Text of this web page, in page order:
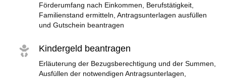
Förderumfang nach Einkommen, Berufstätigkeit,
Familienstand ermitteln, Antragsunterlagen ausfüllen
und Gutschein beantragen
Kindergeld beantragen
Erläuterung der Bezugsberechtigung und der Summen,
Ausfüllen der notwendigen Antragsunterlagen,